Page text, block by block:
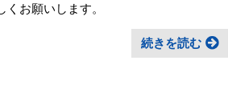
お願いします。
続きを読む